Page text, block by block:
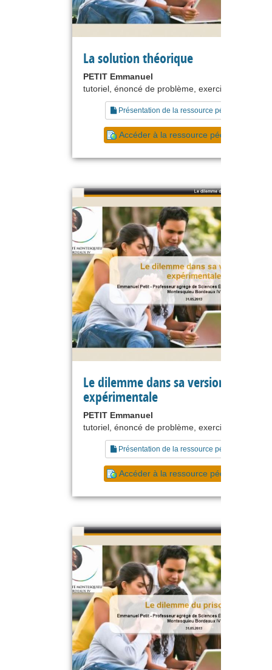
La solution théorique
PETIT Emmanuel
tutoriel, énoncé de problème, exercice
Présentation de la ressource pédagogique
Accéder à la ressource pédagogique
Le dilemme dans sa version
expérimentale
PETIT Emmanuel
tutoriel, énoncé de problème, exercice
Présentation de la ressource pédagogique
Accéder à la ressource pédagogique